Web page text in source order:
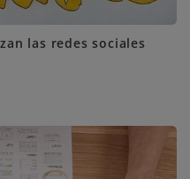
las redes sociales